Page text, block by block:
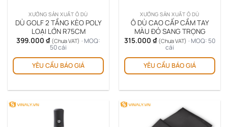
XƯỞNG SẢN XUẤT Ô DÙ
DÙ GOLF 2 TẦNG KÈO POLY
LOẠI LỚN R75CM
399.000 ₫ (Chưa VAT) · MOQ:
50 cái
YÊU CẦU BÁO GIÁ
XƯỞNG SẢN XUẤT Ô DÙ
Ô DÙ CAO CẤP CẦM TAY
MÀU ĐỎ SANG TRỌNG
315.000 ₫ (Chưa VAT) · MOQ: 50
cái
YÊU CẦU BÁO GIÁ